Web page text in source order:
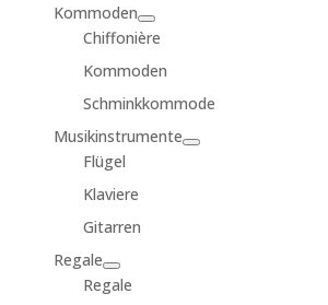
Kommoden
Chiffonière
Kommoden
Schminkkommode
Musikinstrumente
Flügel
Klaviere
Gitarren
Regale
Regale